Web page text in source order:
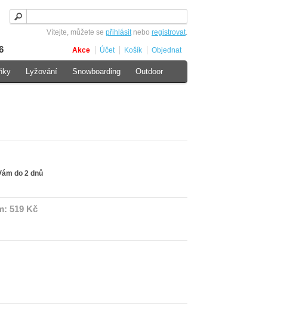
Vítejte, můžete se přihlásitnebo registrovat.
Akce Účet Košík Objednat
do 2 dnů
519 Kč
Lyžování Snowboarding Outdoor